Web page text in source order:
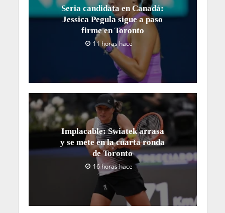
Seria candidata en Canadá:
Jessica Pegula sigue a paso
firme en Toronto
11 horas hace
Implacable: Swiatek arrasa
y se mete en la cuarta ronda
de Toronto
16 horas hace